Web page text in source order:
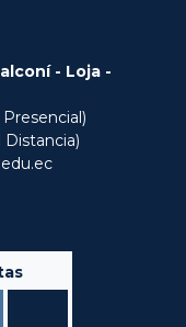
- Loja -
Distancia)